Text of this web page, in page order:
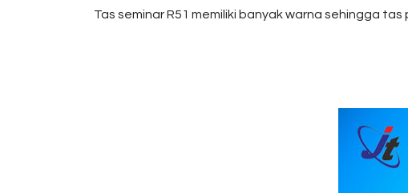
Tas seminar R51 memiliki banyak warna sehingga